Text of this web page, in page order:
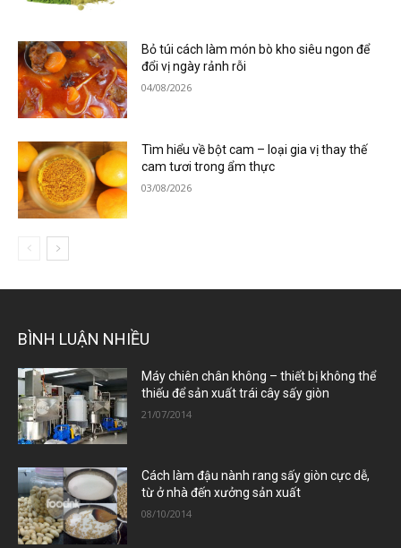
Bỏ túi cách làm món bò kho siêu ngon để
đổi vị ngày rảnh rỗi
04/08/2026
Tìm hiểu về bột cam – loại gia vị thay thế
cam tươi trong ẩm thực
03/08/2026
BÌNH LUẬN NHIỀU
Máy chiên chân không – thiết bị không thể
thiếu để sản xuất trái cây sấy giòn
21/07/2014
Cách làm đậu nành rang sấy giòn cực dễ,
từ ở nhà đến xưởng sản xuất
08/10/2014